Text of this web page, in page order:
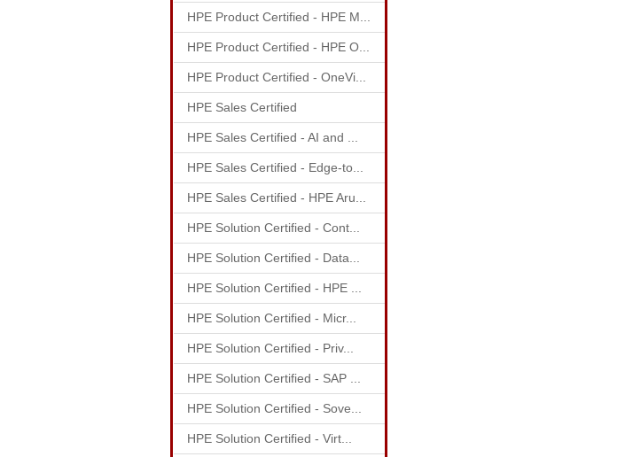
HPE Product Certified - HPE M...
HPE Product Certified - HPE O...
HPE Product Certified - OneVi...
HPE Sales Certified
HPE Sales Certified - AI and ...
HPE Sales Certified - Edge-to...
HPE Sales Certified - HPE Aru...
HPE Solution Certified - Cont...
HPE Solution Certified - Data...
HPE Solution Certified - HPE ...
HPE Solution Certified - Micr...
HPE Solution Certified - Priv...
HPE Solution Certified - SAP ...
HPE Solution Certified - Sove...
HPE Solution Certified - Virt...